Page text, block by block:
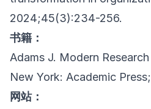
2024;45(3):234-256.
书籍：
Adams J. Modern
New York: Academic
网站：